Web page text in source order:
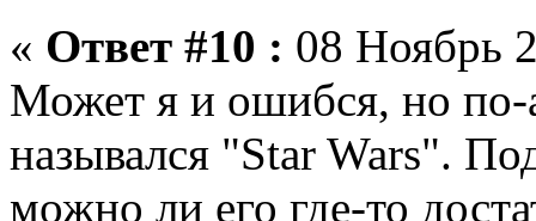
« Ответ #10 : 08 Ноябрь
Может я и ошибся, но по-
назывался "Star Wars".
можно ли его где-то